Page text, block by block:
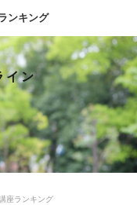
ンキング
イン
座ランキング